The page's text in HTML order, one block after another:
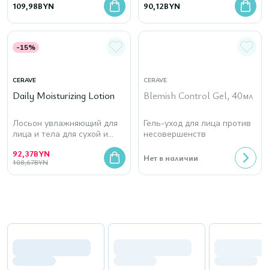
лица
109,98BYN
90,12BYN
-15%
CERAVE
Daily Moisturizing Lotion
Лосьон увлажняющий для
лица и тела для сухой и
92,37BYN
108,67BYN
CERAVE
Blemish Control Gel, 40мл
Гель-уход для лица против
несовершенств
Нет в наличии